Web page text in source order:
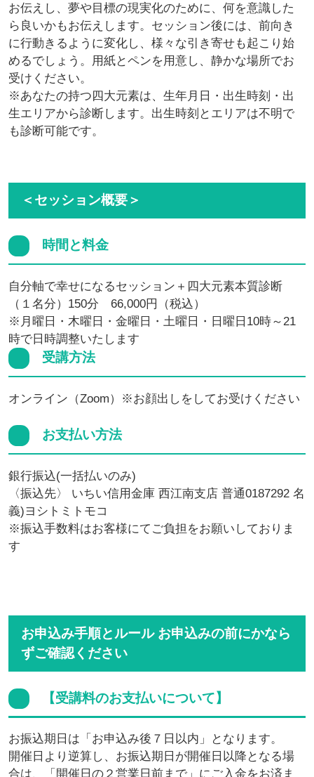
お伝えし、夢や目標の現実化のために、何を意識した
ら良いかもお伝えします。セッション後には、前向き
に行動きるように変化し、様々な引き寄せも起こり始
めるでしょう。用紙とペンを用意し、静かな場所でお
受けください。
※あなたの持つ四大元素は、生年月日・出生時刻・出
生エリアから診断します。出生時刻とエリアは不明で
も診断可能です。
＜セッション概要＞
時間と料金
自分軸で幸せになるセッション＋四大元素本質診断
（１名分）150分 66,000円（税込）
※月曜日・木曜日・金曜日・土曜日・日曜日10時～21
時で日時調整いたします
受講方法
オンライン（Zoom）※お顔出しをしてお受けください
お支払い方法
銀行振込(一括払いのみ)
〈振込先〉 いちい信用金庫 西江南支店 普通0187292 名
義)ヨシトミトモコ
※振込手数料はお客様にてご負担をお願いしておりま
す
お申込み手順とルール お申込みの前にかなら
ずご確認ください
【受講料のお支払いについて】
お振込期日は「お申込み後７日以内」となります。
開催日より逆算し、お振込期日が開催日以降となる場
合は、「開催日の２営業日前まで」にご入金をお済ま